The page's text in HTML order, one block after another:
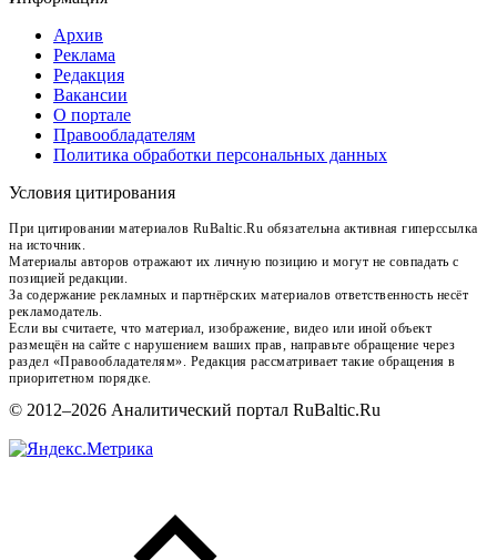
Архив
Реклама
Редакция
Вакансии
О портале
Правообладателям
Политика обработки персональных данных
Условия цитирования
При цитировании материалов RuBaltic.Ru обязательна активная гиперссылка
на источник.
Материалы авторов отражают их личную позицию и могут не совпадать с
позицией редакции.
За содержание рекламных и партнёрских материалов ответственность несёт
рекламодатель.
Если вы считаете, что материал, изображение, видео или иной объект
размещён на сайте с нарушением ваших прав, направьте обращение через
раздел «Правообладателям». Редакция рассматривает такие обращения в
приоритетном порядке.
© 2012–2026 Аналитический портал RuBaltic.Ru